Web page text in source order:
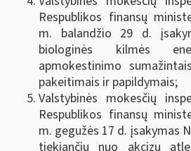
Respublikos finansų
m. balandžio 29 d.
biologinės kilmės
apmokestinimo
pakeitimais ir papildymais;
Valstybinės mokesčių
Respublikos finansų
m. gegužės 17 d. įsakymas
tiekiančių nuo akcizų